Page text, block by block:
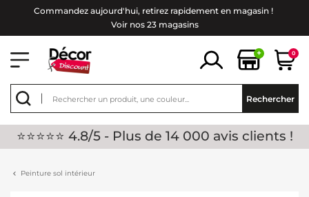
Commandez aujourd'hui, retirez rapidement en magasin !
Voir nos 23 magasins
+ 0
Rechercher
⭐⭐⭐⭐⭐ 4.8/5 - Plus de 14 000 avis clients !
Peinture sol intérieur